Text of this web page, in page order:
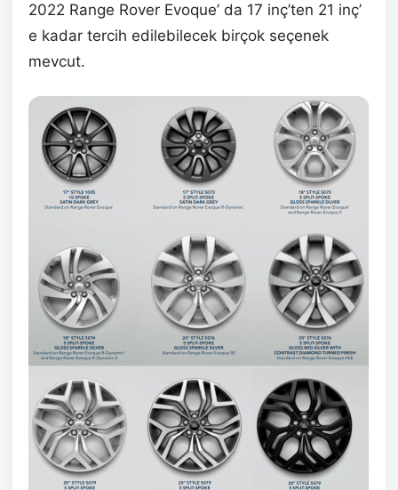
2022 Range Rover Evoque’ da 17 inç’ten 21 inç’
e kadar tercih edilebilecek birçok seçenek
mevcut.